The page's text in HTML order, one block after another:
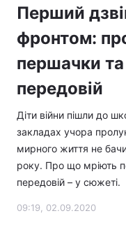
Перший
фронтом:
першачки та
передовій
Діти війни пішли до
закладах учора
мирного життя не
року. Про що мріють
передовій – у сюжеті.
09:19, 02.09.2020